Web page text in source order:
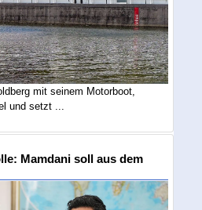
mit seinem Motorboot,
und setzt ...
Mamdani soll aus dem